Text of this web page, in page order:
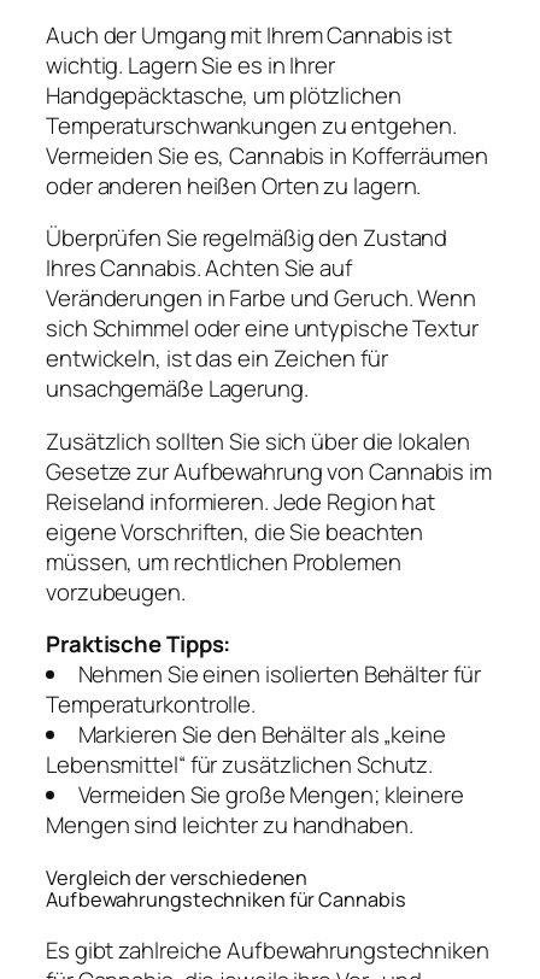
Auch der Umgang mit Ihrem Cannabis ist
wichtig. Lagern Sie es in Ihrer
Handgepäcktasche, um plötzlichen
Temperaturschwankungen zu entgehen.
Vermeiden Sie es, Cannabis in Kofferräumen
oder anderen heißen Orten zu lagern.
Überprüfen Sie regelmäßig den Zustand
Ihres Cannabis. Achten Sie auf
Veränderungen in Farbe und Geruch. Wenn
sich Schimmel oder eine untypische Textur
entwickeln, ist das ein Zeichen für
unsachgemäße Lagerung.
Zusätzlich sollten Sie sich über die lokalen
Gesetze zur Aufbewahrung von Cannabis im
Reiseland informieren. Jede Region hat
eigene Vorschriften, die Sie beachten
müssen, um rechtlichen Problemen
vorzubeugen.
Praktische Tipps:
Nehmen Sie einen isolierten Behälter für
Temperaturkontrolle.
Markieren Sie den Behälter als „keine
Lebensmittel“ für zusätzlichen Schutz.
Vermeiden Sie große Mengen; kleinere
Mengen sind leichter zu handhaben.
Vergleich der verschiedenen
Aufbewahrungstechniken für Cannabis
Es gibt zahlreiche Aufbewahrungstechniken